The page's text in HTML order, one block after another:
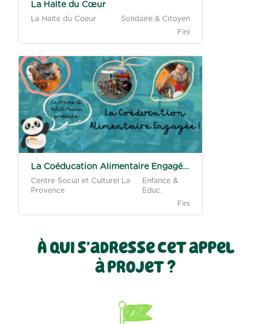
La Halte du Cœur
La Halte du Coeur
Solidaire & Citoyen
Fini
Un démarche de sensibilisation et de
prévention au cœur des préoccupations
alimentaires du jeune enfant
39 contributeurs
151% atteints
La Coéducation Alimentaire Engagée !
Centre Social et Culturel La
Provence
Enfance &
Educ.
Fini
À qui s’adresse cet appel
à projet ?